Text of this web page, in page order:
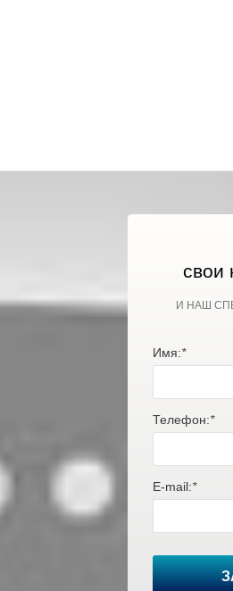
свои
И НАШ
Имя:*
Телефон:*
E-mail:*